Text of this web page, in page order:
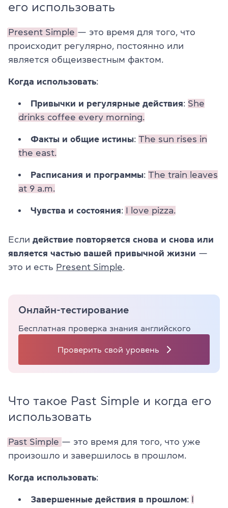
его использовать
Present Simple — это время для того, что
происходит регулярно, постоянно или
является общеизвестным фактом.
Когда использовать:
Привычки и регулярные действия: She
drinks coffee every morning.
Факты и общие истины: The sun rises in
the east.
Расписания и программы: The train leaves
at 9 a.m.
Чувства и состояния: I love pizza.
Если действие повторяется снова и снова или
является частью вашей привычной жизни —
это и есть Present Simple
Онлайн-тестирование
Бесплатная проверка знания английского
Проверить свой уровень
Что такое Past Simple и когда его
использовать
Past Simple — это время для того, что уже
произошло и завершилось в прошлом.
Когда использовать:
Завершенные действия в прошлом: I